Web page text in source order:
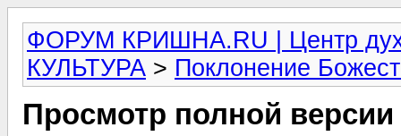
ФОРУМ КРИШНА.RU | Центр
КУЛЬТУРА > Поклонение
Просмотр полной